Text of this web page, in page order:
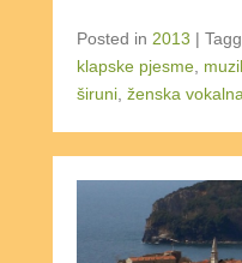
Posted in 2013 |
klapske pjesme
širuni ženska